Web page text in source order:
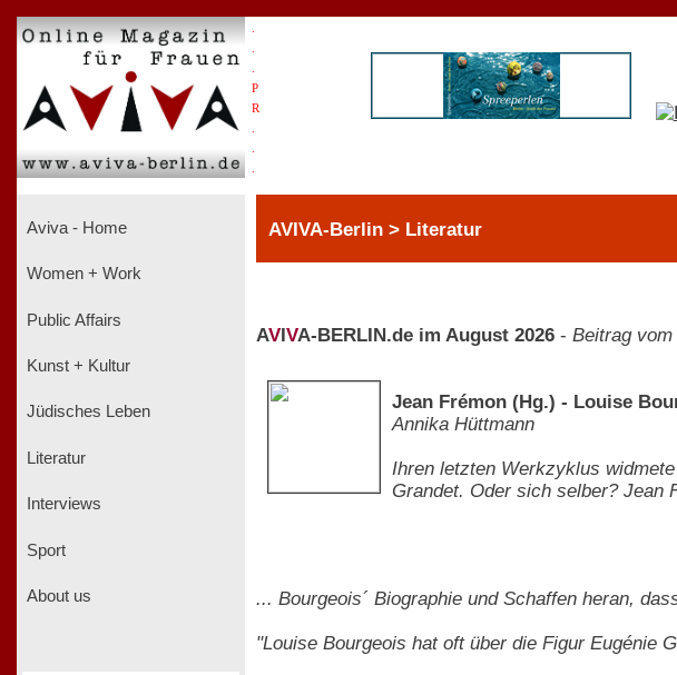
P
R
Aviva - Home
Women + Work
Public Affairs
Kunst + Kultur
Jüdisches Leben
Literatur
Interviews
Sport
About us
AVIVA-Berlin > Literatur
AV VA-BERLIN.de im August 2026 - Beitrag vom
Jean Frémon (Hg.) - Louise
Annika Hüttmann
Ihren letzten Werkzyklus
Grandet. Oder sich selber? Jean
... Bourgeois´ Biographie und Schaffen heran,
"Louise Bourgeois hat oft über die Figur Eugénie